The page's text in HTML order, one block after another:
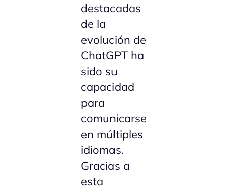
destacadas
de la
evolución de
ChatGPT ha
sido su
capacidad
para
comunicarse
en múltiples
idiomas.
Gracias a
esta